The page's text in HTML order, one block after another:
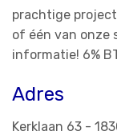
prachtige
of één van onze
informatie! 6%
Adres
Kerklaan 63 -